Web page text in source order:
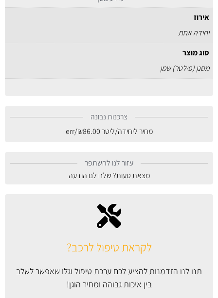
לקראת טיפול לרכב?
תנו לנו הזדמנות להציע לכם ערכת טיפול וגלו שאפשר לשלב
בין איכות גבוהה ומחיר הוגן!
אירוז
יחידה אחת
סוג מוצר
מסנן (פילטר) שמן
צרכנות נבונה
מחיר ליחידה/ליטר
₪86.00
/err
עזור לנו להשתפר
מצאת טעות? שלח לנו הודעה